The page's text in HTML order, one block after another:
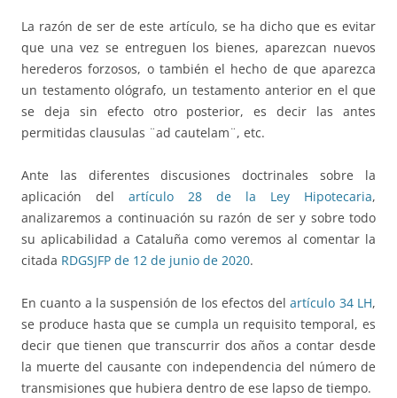
La razón de ser de este artículo, se ha dicho que es evitar
que una vez se entreguen los bienes, aparezcan nuevos
herederos forzosos, o también el hecho de que aparezca
un testamento ológrafo, un testamento anterior en el que
se deja sin efecto otro posterior, es decir las antes
permitidas clausulas ¨ad cautelam¨, etc.
Ante las diferentes discusiones doctrinales sobre la
aplicación del artículo 28 de la Ley Hipotecaria,
analizaremos a continuación su razón de ser y sobre todo
su aplicabilidad a Cataluña como veremos al comentar la
citada RDGSJFP de 12 de junio de 2020.
En cuanto a la suspensión de los efectos delartículo 34 LH,
se produce hasta que se cumpla un requisito temporal, es
decir que tienen que transcurrir dos años a contar desde
la muerte del causante con independencia del número de
transmisiones que hubiera dentro de ese lapso de tiempo.